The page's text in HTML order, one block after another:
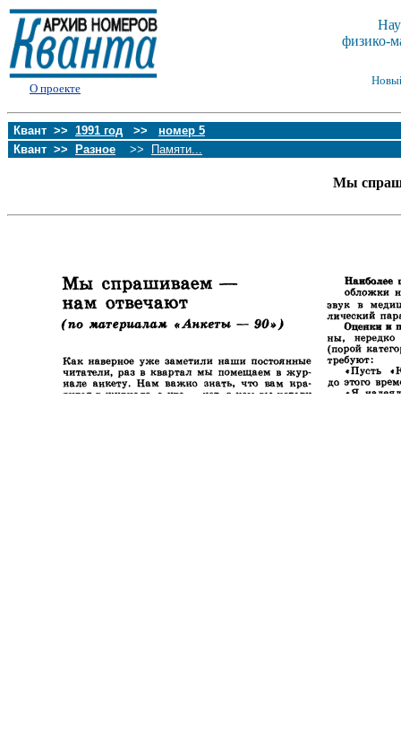
О проекте
физико-
Квант >> 1991 год >> номер 5
Квант >>
Разное >> Памяти...
Мы